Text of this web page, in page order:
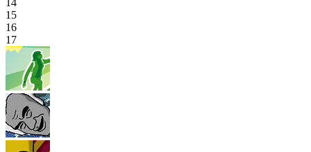
14
15
16
17